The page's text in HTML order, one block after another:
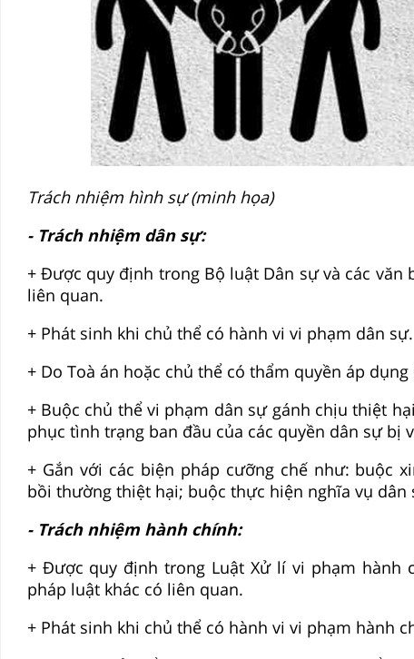
Trách nhiệm hình sự (minh họa)
- Trách nhiệm dân sự:
+ Được quy định trong Bộ luật Dân sự và các văn
liên quan.
+ Phát sinh khi chủ thể có hành vi vi phạm dân sự.
+ Do Toà án hoặc chủ thể có thẩm quyền áp
+ Buộc chủ thể vi phạm dân sự gánh chịu thiệt
phục tình trạng ban đầu của các quyền dân sự bị
+ Gắn với các biện pháp cưỡng chế như: buộc
bồi thường thiệt hại; buộc thực hiện nghĩa vụ dân
- Trách nhiệm hành chính:
+ Được quy định trong Luật Xử lí vi phạm hành
pháp luật khác có liên quan.
+ Phát sinh khi chủ thể có hành vi vi phạm hành